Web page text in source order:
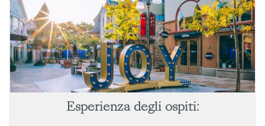
Esperienza degli ospiti: